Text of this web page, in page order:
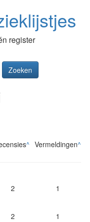
register
Zoeken
^ Vermeldingen^
2 1
2 1